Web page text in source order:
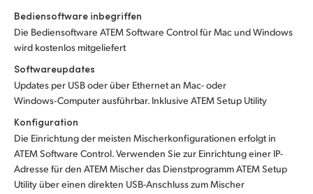
Bediensoftware inbegriffen
Die Bediensoftware ATEM Software Control für Mac und Windows
wird kostenlos mitgeliefert
Softwareupdates
Updates per USB oder über Ethernet an Mac- oder
Windows‑Computer ausführbar. Inklusive ATEM Setup Utility
Konfiguration
Die Einrichtung der meisten Mischerkonfigurationen erfolgt in
ATEM Software Control. Verwenden Sie zur Einrichtung einer IP-
Adresse für den ATEM Mischer das Dienstprogramm ATEM Setup
Utility über einen direkten USB-Anschluss zum Mischer